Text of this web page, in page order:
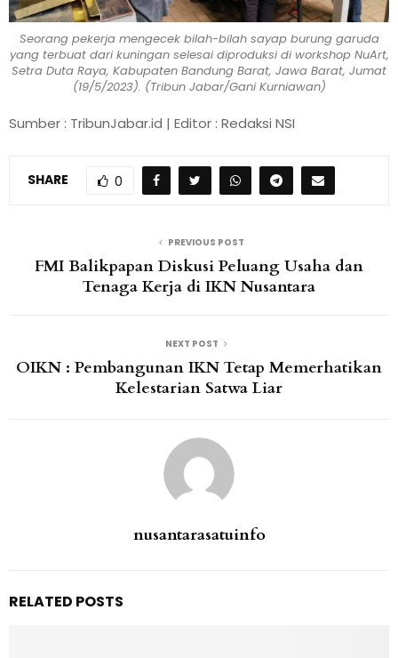
Seorang pekerja mengecek bilah-bilah sayap burung garuda
yang terbuat dari kuningan selesai diproduksi di workshop NuArt,
Setra Duta Raya, Kabupaten Bandung Barat, Jawa Barat, Jumat
(19/5/2023). (Tribun Jabar/Gani Kurniawan)
Sumber : TribunJabar.id | Editor : Redaksi NSI
SHARE 0
PREVIOUS POST
FMI Balikpapan Diskusi Peluang Usaha dan
Tenaga Kerja di IKN Nusantara
NEXT POST
OIKN : Pembangunan IKN Tetap Memerhatikan
Kelestarian Satwa Liar
nusantarasatuinfo
RELATED POSTS